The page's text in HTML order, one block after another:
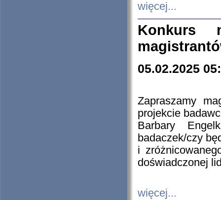
więcej...
Konkurs
05.02.2025
Zapraszamy
projekcie
Barbary
badaczek/czy
i
doświadczonej
więcej...